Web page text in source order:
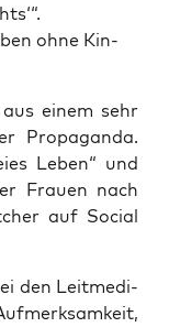
ohne Kin­
einem sehr
Pro­pa­gan­da.
Leben“ und
Frau­en nach
auf Social
den Leit­me­di­